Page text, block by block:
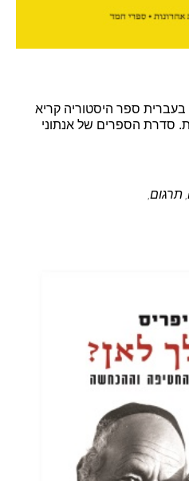
ספר היסטוריה קריא
סדרת הספרים של אנתוני
, תרגום,